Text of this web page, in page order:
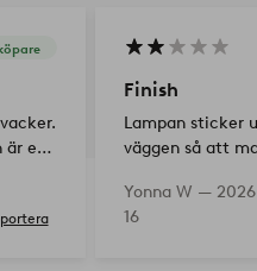
är en
Finish
Lampan sticker
väggen så att
behövts med
Yonna W —
16